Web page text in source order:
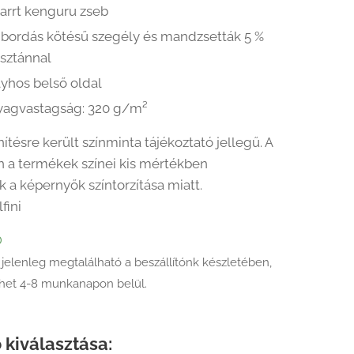
kenguru zseb
bordás kötésű szegély és mandzsetták 5 %
belső oldal
320 g/m²
került színminta tájékoztató jellegű. A
a termékek színei kis mértékben
a képernyők színtorzítása miatt.
megtalálható a beszállítónk készletében,
4-8 munkanapon belül.
kiválasztása: